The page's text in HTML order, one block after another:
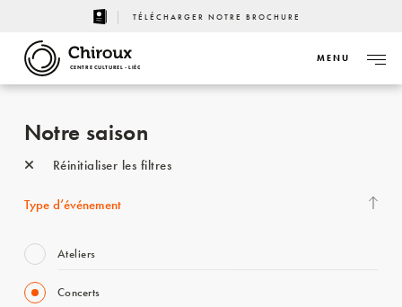
TÉLÉCHARGER NOTRE BROCHURE
CENTRE CULTUREL - LIÈGE
MENU
Notre saison
Réinitialiser les filtres
Type d’événement
Ateliers
Concerts